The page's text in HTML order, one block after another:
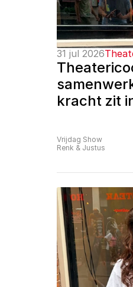
31 jul 2026
kracht zit
Vrijdag Show
Renk & Justus